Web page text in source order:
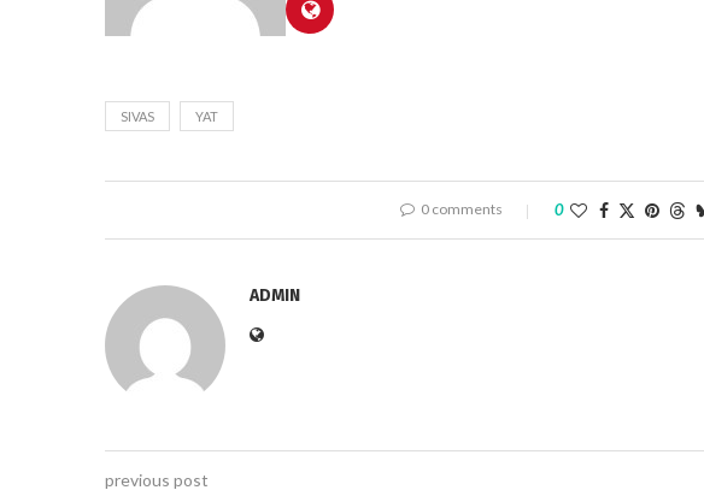
SIVAS YAT
0 comments 0
ADMIN
previous post